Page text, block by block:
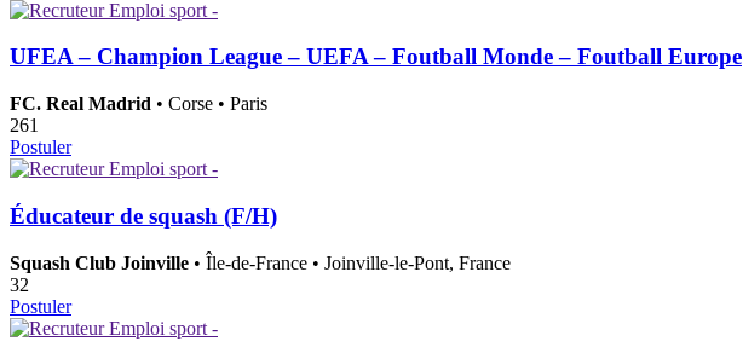
UFEA – Champion League – UEFA – Foutball Monde – Foutball Europe
FC. Real Madrid • Corse • Paris
261
Postuler
Éducateur de squash (F/H)
Squash Club Joinville • Île-de-France • Joinville-le-Pont, France
32
Postuler